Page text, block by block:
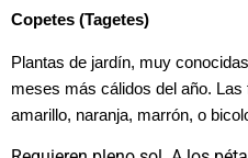
Copetes (Tagetes)
Plantas de jardín, muy
meses más cálidos del año.
amarillo, naranja, marrón, o